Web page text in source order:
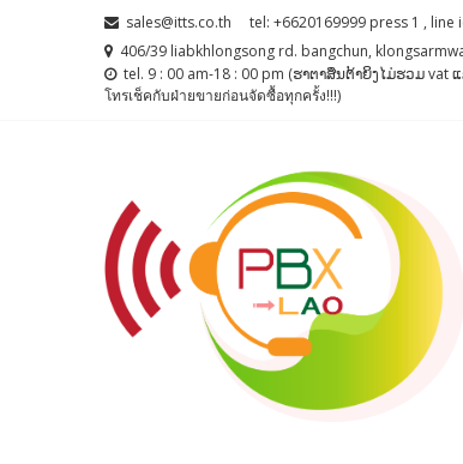
sales@itts.co.th
tel: +6620169999 press 1 , line
406/39 liabkhlongsong rd. bangchun,
tel. 9 : 00 am-18 : 00 pm (ຮາຕາສຶນຕ້າຍິງໄມ່ຮວມ vat
โทรเช็คกับฝ่ายขายก่อนจัดซื้อทุกครั้ง!!!)